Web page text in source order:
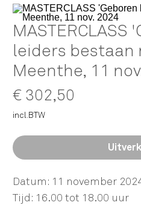
MASTERCLASS
leiders bestaan
Meenthe, 11
€ 302,50
incl.BTW
Datum: 11 november
Tijd: 16.00 tot 18.00 uur